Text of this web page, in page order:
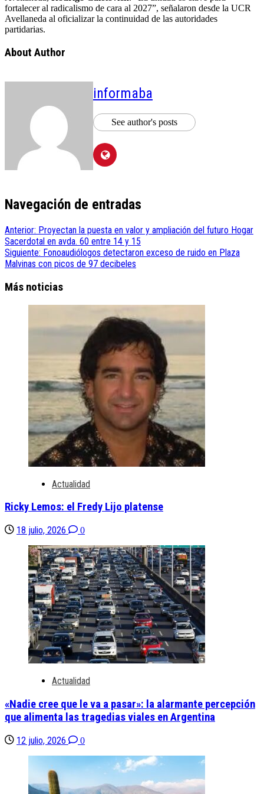
fortalecer al radicalismo de cara al 2027”, señalaron desde la UCR
Avellaneda al oficializar la continuidad de las autoridades
partidarias.
About Author
informaba
See author's posts
Navegación de entradas
Anterior: Proyectan la puesta en valor y ampliación del futuro Hogar
Sacerdotal en avda. 60 entre 14 y 15
Siguiente: Fonoaudiólogos detectaron exceso de ruido en Plaza
Malvinas con picos de 97 decibeles
Más noticias
Actualidad
Ricky Lemos: el Fredy Lijo platense
18 julio, 2026 0
Actualidad
«Nadie cree que le va a pasar»: la alarmante percepción
que alimenta las tragedias viales en Argentina
12 julio, 2026 0